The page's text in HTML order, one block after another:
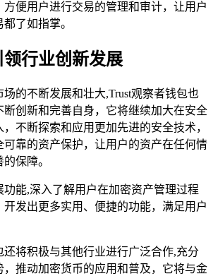
方便用户进行交易的管理和审计，让用户
了如指掌。
行业创新发展
场的不断发展和壮大,Trust观察者钱包也
断创新和完善自身，它将继续加大在安全
不断探索和应用更加先进的安全技术，
可靠的资产保护，让用户的资产在任何情
保障。
功能,深入了解用户在加密资产管理过程
开发出更多实用、便捷的功能，满足用户
还将积极与其他行业进行广泛合作,充分
，推动加密货币的应用和普及，它将与金